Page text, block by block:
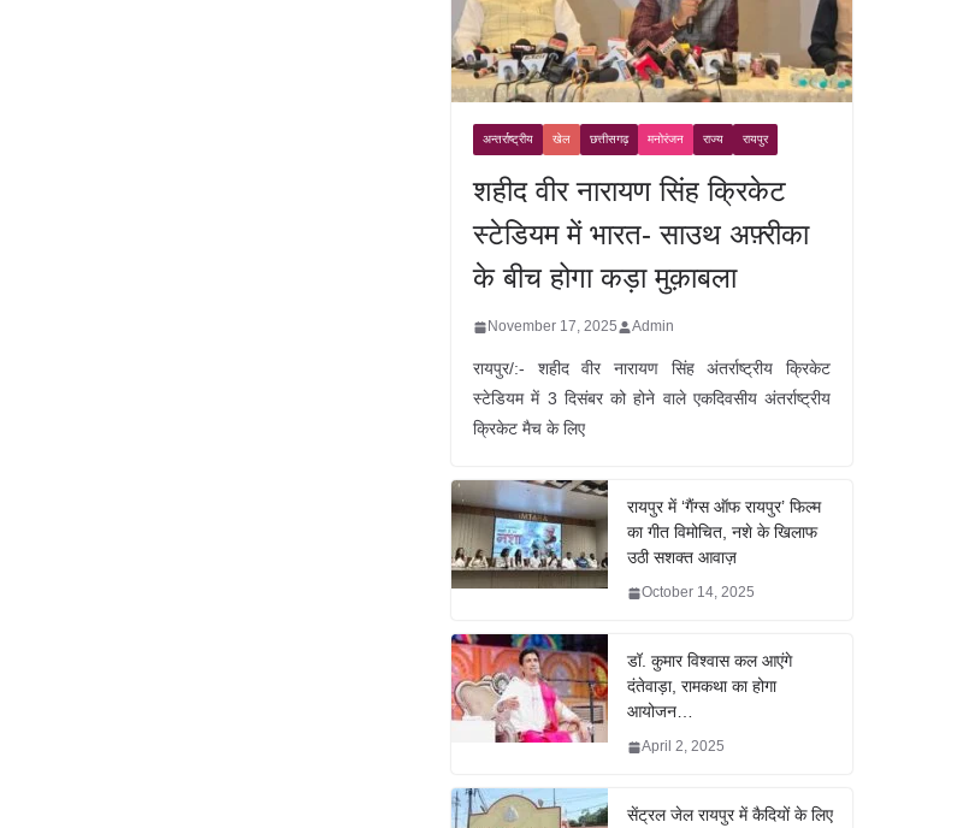
अन्तर्राष्ट्रीय खेल छत्तीसगढ़ मनोरंजन राज्य रायपुर
शहीद वीर नारायण सिंह क्रिकेट
स्टेडियम में भारत- साउथ अफ़्रीका
के बीच होगा कड़ा मुक़ाबला
November 17, 2025 Admin
रायपुर/:- शहीद वीर नारायण सिंह अंतर्राष्ट्रीय क्रिकेट
स्टेडियम में 3 दिसंबर को होने वाले एकदिवसीय अंतर्राष्ट्रीय
क्रिकेट मैच के लिए
रायपुर में ‘गैंग्स ऑफ रायपुर’ फिल्म
का गीत विमोचित, नशे के खिलाफ
उठी सशक्त आवाज़
October 14, 2025
डॉ. कुमार विश्वास कल आएंगे
दंतेवाड़ा, रामकथा का होगा
आयोजन…
April 2, 2025
सेंट्रल जेल रायपुर में कैदियों के लिए